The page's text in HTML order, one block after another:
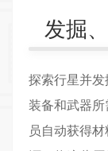
发掘
探索行星并发
装备和武器
员自动获得